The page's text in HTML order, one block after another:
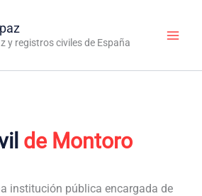
y registros civiles de España
de Montoro
institución pública encargada de